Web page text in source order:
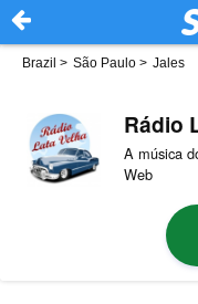
Brazil > São Paulo > Jales
Rádio
A música
Web